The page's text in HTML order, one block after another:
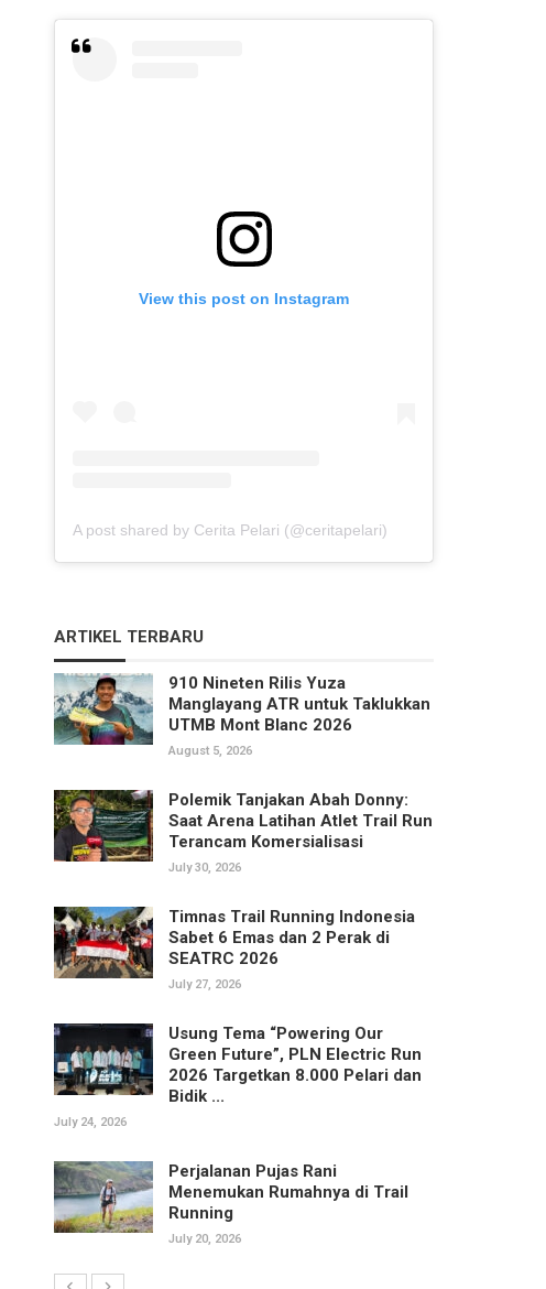
View this post on Instagram
A post shared by Cerita Pelari (@ceritapelari)
ARTIKEL TERBARU
910 Nineten Rilis Yuza
Manglayang ATR untuk Taklukkan
UTMB Mont Blanc 2026
August 5, 2026
Polemik Tanjakan Abah Donny:
Saat Arena Latihan Atlet Trail Run
Terancam Komersialisasi
July 30, 2026
Timnas Trail Running Indonesia
Sabet 6 Emas dan 2 Perak di
SEATRC 2026
July 27, 2026
Usung Tema “Powering Our
Green Future”, PLN Electric Run
2026 Targetkan 8.000 Pelari dan
Bidik ...
July 24, 2026
Perjalanan Pujas Rani
Menemukan Rumahnya di Trail
Running
July 20, 2026